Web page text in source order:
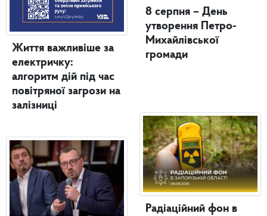
Життя важливіше за
електричку:
алгоритм дій під час
повітряної загрози на
залізниці
8 серпня – День
утворення Петро-
Михайлівської
громади
Радіаційний фон в